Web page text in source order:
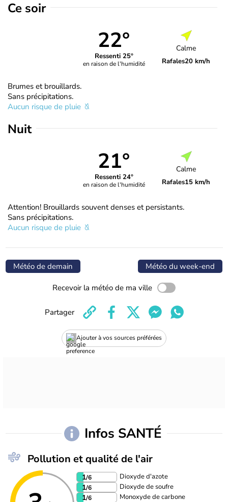
Ce soir
22°
Ressenti 25°
en raison de l'humidité
Calme
Rafales20 km/h
Brumes et brouillards.
Sans précipitations.
Aucun risque de pluie
Nuit
21°
Ressenti 24°
en raison de l'humidité
Calme
Rafales15 km/h
Attention! Brouillards souvent denses et persistants.
Sans précipitations.
Aucun risque de pluie
Météo de demain Météo du week-end
Recevoir la météo de ma ville
Ajouter à vos sources préférées
Partager
Infos SANTÉ
Pollution et qualité de l'air
1/6 Dioxyde d'azote
1/6 Dioxyde de soufre
1/6 Monoxyde de carbone